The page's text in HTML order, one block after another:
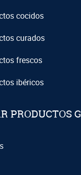
cocidos
curados
frescos
ibéricos
PRODUCTOS